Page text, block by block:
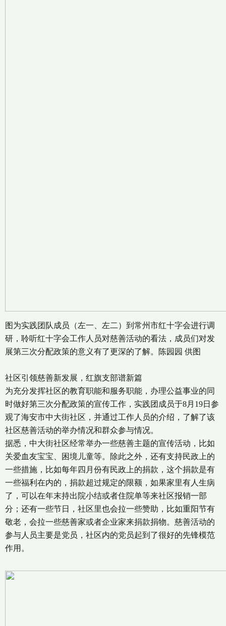
图为实践团队成员（左一、左二）到常州市红十字会进行调
研，聆听红十字会工作人员对慈善活动的看法，成员们对发
展第三次分配政策的意义有了更深的了解。陈园园 供图
社区引领慈善新发展，红旗支部谱新篇
为充分发挥社区的教育职能和服务职能，办理公益事业的同
时做好第三次分配政策的宣传工作，实践团成员于8月19日参
观了海安市中大街社区，并通过工作人员的介绍，了解了该
社区慈善活动的举办情况和群众参与情况。
据悉，中大街社区经常举办一些慈善主题的宣传活动，比如
关爱血友宝宝、困境儿童等。除此之外，还有支持民政上的
一些措施，比如每年四月份有民政上的捐款，这个捐款是有
一些福利在内的，捐款超过规定的限额，如果家里有人生病
了，可以在年末持出院小结或者住院单等来社区报销一部
分；还有一些节日，社区里也会拉一些赞助，比如重阳节有
敬老，会拉一些慈善家或者企业家来捐款捐物。慈善活动的
参与人员主要是党员，社区内的党员起到了很好的先锋模范
作用。